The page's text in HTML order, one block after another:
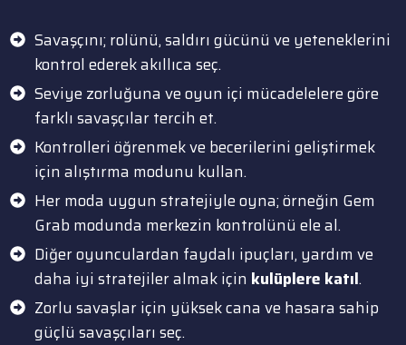
Savaşçını; rolünü, saldırı gücünü ve yeteneklerini
kontrol ederek akıllıca seç.
Seviye zorluğuna ve oyun içi mücadelelere göre
farklı savaşçılar tercih et.
Kontrolleri öğrenmek ve becerilerini geliştirmek
için alıştırma modunu kullan.
Her moda uygun stratejiyle oyna; örneğin Gem
Grab modunda merkezin kontrolünü ele al.
Diğer oyunculardan faydalı ipuçları, yardım ve
daha iyi stratejiler almak için kulüplere katıl.
Zorlu savaşlar için yüksek cana ve hasara sahip
güçlü savaşçıları seç.